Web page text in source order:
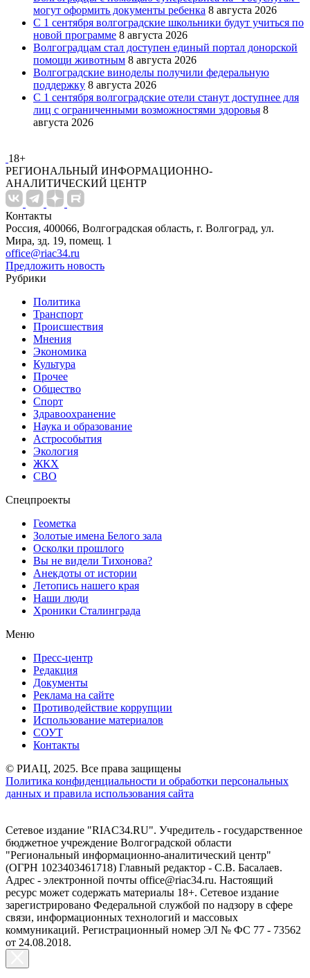
могут оформить документы ребенка 8 августа 2026
С 1 сентября волгоградские школьники будут учиться по
новой программе 8 августа 2026
Волгоградцам стал доступен единый портал донорской
помощи животным 8 августа 2026
Волгоградские виноделы получили федеральную
поддержку 8 августа 2026
С 1 сентября волгоградские отели станут доступнее для
лиц с ограниченными возможностями здоровья 8
августа 2026
18+
РЕГИОНАЛЬНЫЙ ИНФОРМАЦИОННО-
АНАЛИТИЧЕСКИЙ ЦЕНТР
Контакты
Россия, 400066, Волгоградская область, г. Волгоград, ул.
Мира, зд. 19, помещ. 1
office@riac34.ru
Предложить новость
Рубрики
Политика
Транспорт
Происшествия
Мнения
Экономика
Культура
Прочее
Общество
Спорт
Здравоохранение
Наука и образование
Астрособытия
Экология
ЖКХ
СВО
Спецпроекты
Геометка
Золотые имена Белого зала
Осколки прошлого
Вы не видели Тихонова?
Анекдоты от истории
Летопись нашего края
Наши люди
Хроники Сталинграда
Меню
Пресс-центр
Редакция
Документы
Реклама на сайте
Противодействие коррупции
Использование материалов
СОУТ
Контакты
© РИАЦ, 2025. Все права защищены
Политика конфиденциальности и обработки персональных
данных и правила использования сайта
Сетевое издание "RIAC34.RU". Учредитель - государственное
бюджетное учреждение Волгоградской области
"Региональный информационно-аналитический центр"
(ОГРН 1023403461718) Главный редактор - С.В. Басалаев.
Адрес - электронной почты office@riac34.ru. Настоящий
ресурс может содержать материалы 18+. Сетевое издание
зарегистрировано Федеральной службой по надзору в сфере
связи, информационных технологий и массовых
коммуникаций. Регистрационный номер ЭЛ № ФС 77 - 73562
от 24.08.2018.